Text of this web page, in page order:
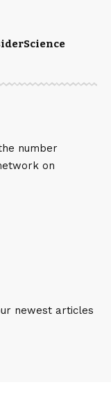
Science
number
on
newest articles